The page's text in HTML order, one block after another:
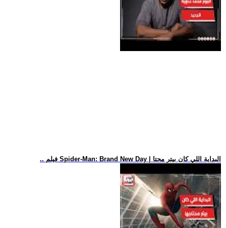
.. فيلم Spider-Man: Brand New Day | البداية اللي كان بيتر محتا